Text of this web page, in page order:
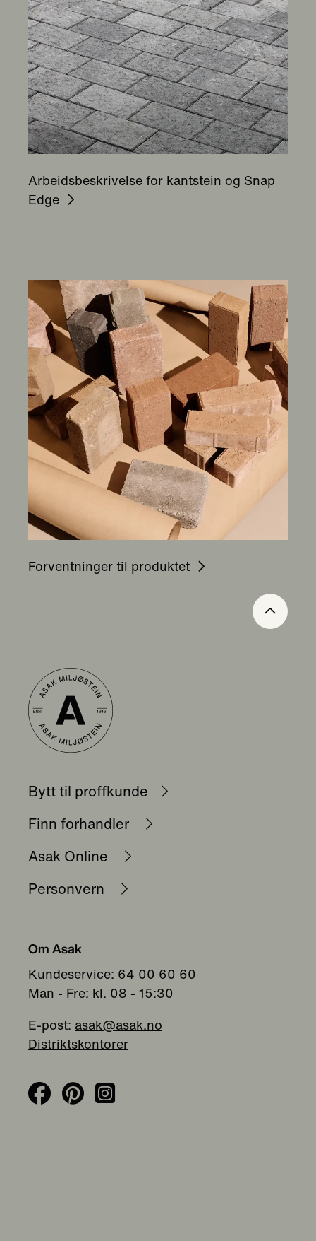
Arbeidsbeskrivelse for kantstein og Snap
Edge
Forventninger til produktet
Bytt til proffkunde
Finn forhandler
Asak Online
Personvern
Om Asak
Kundeservice: 64 00 60 60
Man - Fre: kl. 08 - 15:30
E-post: asak@asak.no
Distriktskontorer